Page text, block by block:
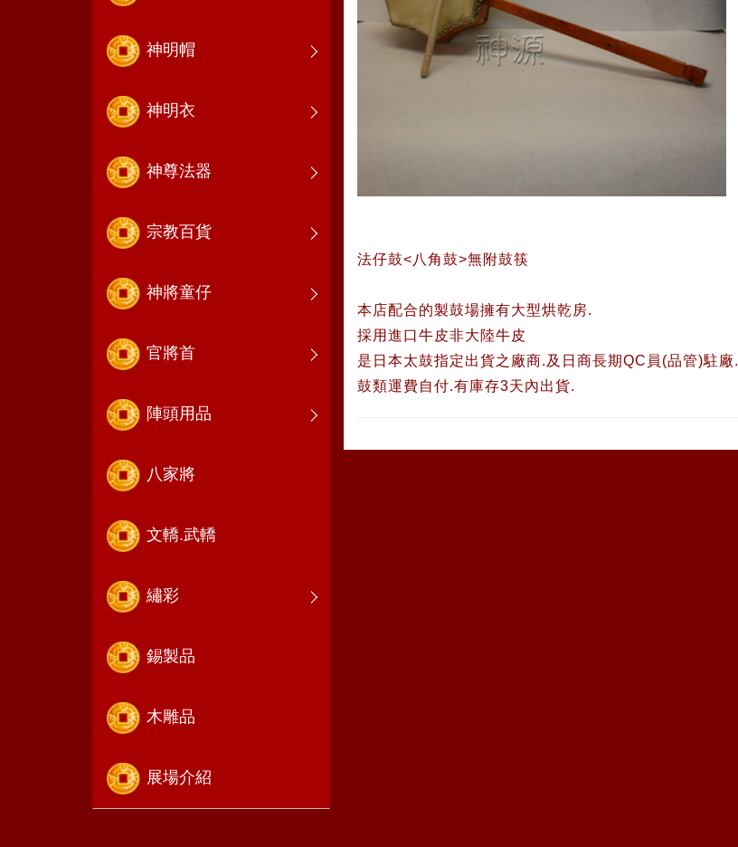
神明帽
神明衣
神尊法器
宗教百貨
神將童仔
官將首
陣頭用品
八家將
文轎.武轎
繡彩
錫製品
木雕品
展場介紹
法仔鼓<八角鼓>無附鼓筷
本店配合的製鼓場擁有大型烘乾房.
採用進口牛皮非大陸牛皮
是日本太鼓指定出貨之廠商.及日商長期QC員(品管)駐廠.
鼓類運費自付.有庫存3天內出貨.